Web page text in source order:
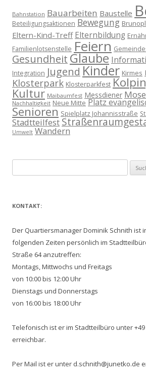
Bahnstation Bauarbeiten Baustelle
Beteiligungsaktionen Bewegung
Eltern-Kind-Treff Elternbildung
Familienlotsenstelle Feiern
Gesundheit Glaube
Integration Jugend Kinder Kirmes
Klosterpark Klosterparkfest
Kultur Maibaumfest Messdiener
Nachhaltigkeit Neue Mitte Platz
Senioren Spielplatz Johannisstraße
Stadtteilfest
Umwelt Wandern
nach:
KONTAKT:
Der Quartiersmanager Dominik Schnith ist
folgenden Zeiten persönlich im
Straße 64 anzutreffen:
Montags, Mittwochs und Freitags
von 10:00 bis 12:00 Uhr
Dienstags und Donnerstags
von 16:00 bis 18:00 Uhr
Telefonisch ist er im Stadtteilbüro unter +49
erreichbar.
Per Mail ist er unter d.schnith@junetko.de